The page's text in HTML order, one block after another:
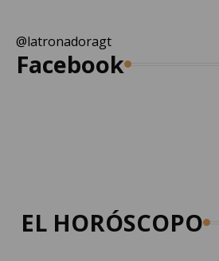
@latronadoragt
Facebook
EL HORÓSCOPO